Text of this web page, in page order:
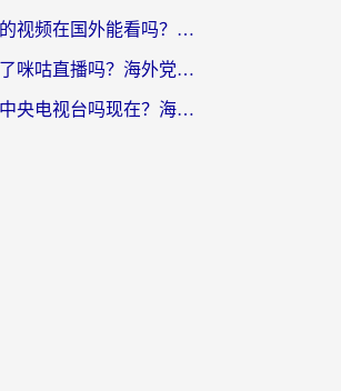
腾讯缓存的视频在国外能看吗？海外党追剧看片的终极解决方案
国外看不了咪咕直播吗？海外党追剧看片的加速器选择指南
国外能看中央电视台吗现在？海外党追剧看央视的实用指南